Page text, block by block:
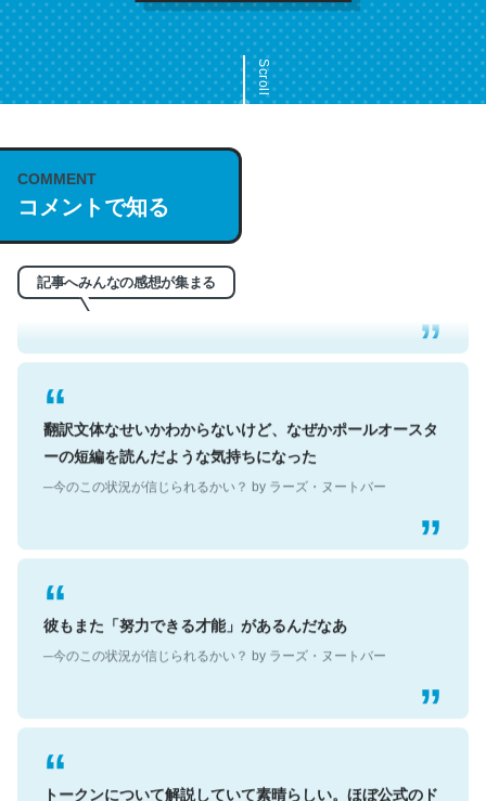
Scroll
COMMENT
コメントで知る
記事へみんなの感想が集まる
これは名文。彼はとてもクレバーなんだろうなと凄く思
う。英語少しでも読める人は原文もお勧め。自分はこの流
─今のこの状況が信じられるかい？ by ラーズ・ヌートバー
翻訳文体なせいかわからないけど、なぜかポールオースタ
ーの短編を読んだような気持ちになった
─今のこの状況が信じられるかい？ by ラーズ・ヌートバー
彼もまた「努力できる才能」があるんだなあ
─今のこの状況が信じられるかい？ by ラーズ・ヌートバー
トークンについて解説していて素晴らしい。ほぼ公式のド